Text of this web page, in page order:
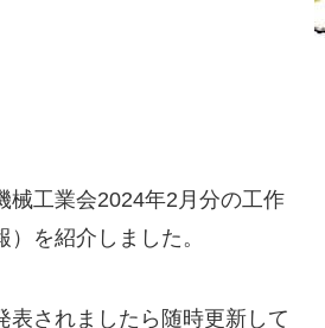
械工業会2024年2月分の工作
を紹介しました。
表されましたら随時更新して